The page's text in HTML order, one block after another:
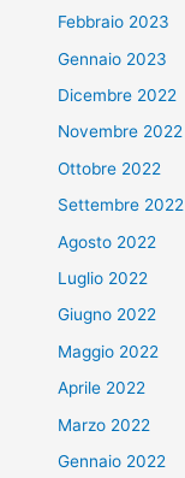
Febbraio 2023
Gennaio 2023
Dicembre 2022
Novembre 2022
Ottobre 2022
Settembre 2022
Agosto 2022
Luglio 2022
Giugno 2022
Maggio 2022
Aprile 2022
Marzo 2022
Gennaio 2022